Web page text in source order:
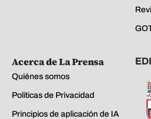
Acerca de La Prensa
Quiénes somos
Políticas de Privacidad
Principios de aplicación de IA